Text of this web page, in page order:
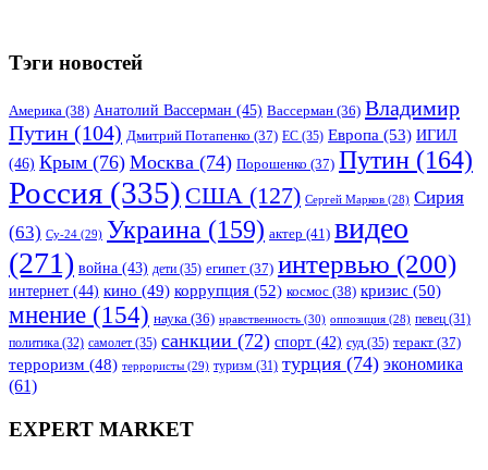
Тэги новостей
Америка (38) Анатолий Вассерман (45) Вассерман (36) Владимир
Путин (104) Дмитрий Потапенко (37) ЕС (35) Европа (53) ИГИЛ
(46) Крым (76) Москва (74) Порошенко (37) Путин (164)
Россия (335) США (127) Сергей Марков (28) Сирия
(63) Су-24 (29) Украина (159) актер (41) видео
(271) война (43) дети (35) египет (37) интервью (200)
интернет (44) кино (49) коррупция (52) космос (38) кризис (50)
мнение (154) наука (36) нравственность (30) оппозиция (28) певец (31)
политика (32) самолет (35) санкции (72) спорт (42) суд (35) теракт (37)
терроризм (48) террористы (29) туризм (31) турция (74) экономика
(61)
EXPERT MARKET